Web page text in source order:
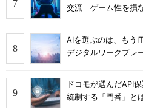
交流 ゲーム性を損
AIを選ぶのは、もう
デジタルワークプレ
ドコモが選んだAPI
統制する「門番」と